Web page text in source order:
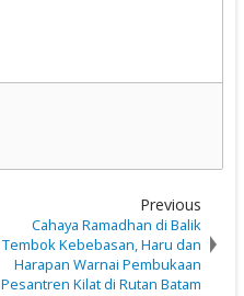
Previous
Cahaya Ramadhan di Balik
Tembok Kebebasan, Haru dan
Harapan Warnai Pembukaan
Pesantren Kilat di Rutan Batam